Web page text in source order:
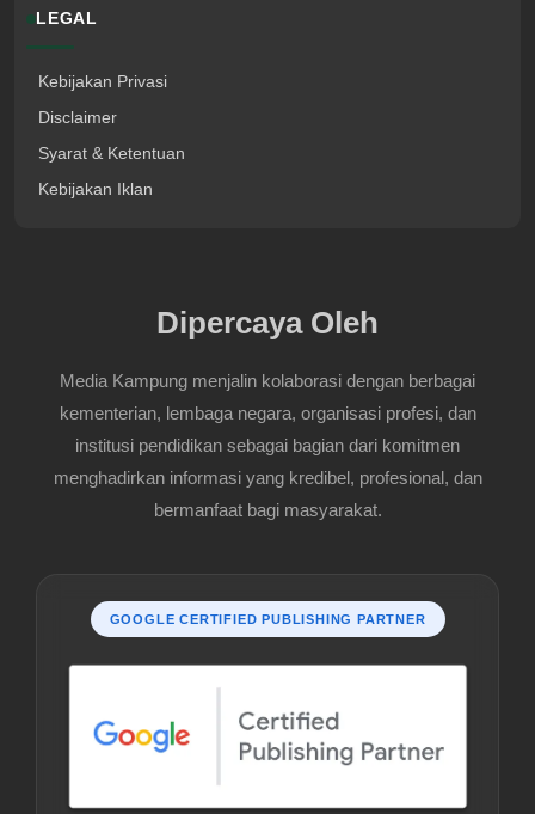
LEGAL
Kebijakan Privasi
Disclaimer
Syarat & Ketentuan
Kebijakan Iklan
Dipercaya Oleh
Media Kampung menjalin kolaborasi dengan berbagai
kementerian, lembaga negara, organisasi profesi, dan
institusi pendidikan sebagai bagian dari komitmen
menghadirkan informasi yang kredibel, profesional, dan
bermanfaat bagi masyarakat.
GOOGLE CERTIFIED PUBLISHING PARTNER